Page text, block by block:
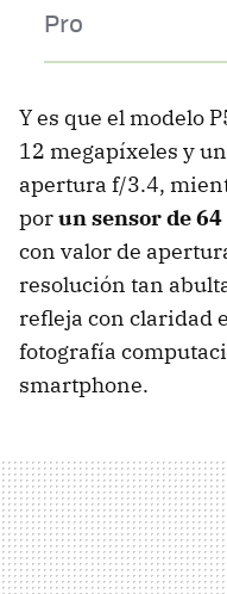
Pro
Y es que el modelo
12 megapíxeles y
apertura f/3.4,
porun sensor de
con valor de
resolución tan
refleja con claridad
fotografía
smartphone.